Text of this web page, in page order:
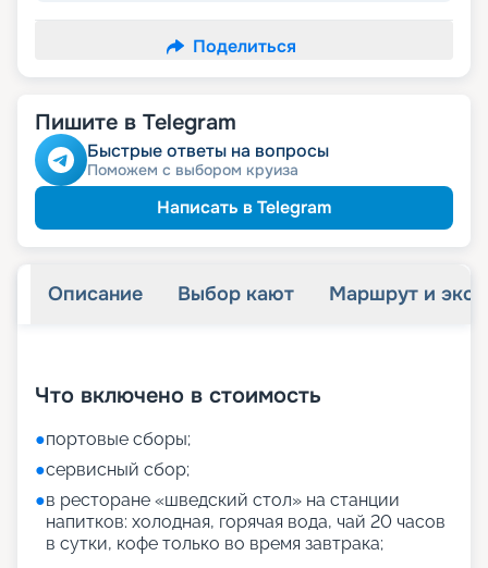
Поделиться
Пишите в Telegram
Быстрые ответы на вопросы
Поможем с выбором круиза
Написать в Telegram
Описание Выбор кают Маршрут и
Что включено в стоимость
●портовые сборы;
●сервисный сбор;
●в ресторане «шведский стол» на станции
напитков: холодная, горячая вода, чай 20 часов
в сутки, кофе только во время завтрака;